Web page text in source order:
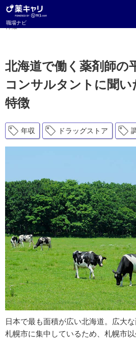
職場ナビ
薬キャリ 職場ナビ
北海道で働く薬剤師の平均年収と現役コン
特徴
北海道で働く薬剤師の
コンサルタントに聞い
特徴
年収 ドラッグストア
日本で最も面積が広い北海道。広大
札幌市に集中しているため、札幌市